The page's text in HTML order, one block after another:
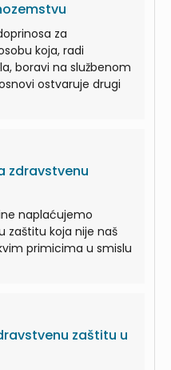
za
koja, radi
boravi na službenom
ostvaruje drugi
zdravstvenu
naplaćujemo
zaštitu koja nije naš
primicima u smislu
zaštitu u